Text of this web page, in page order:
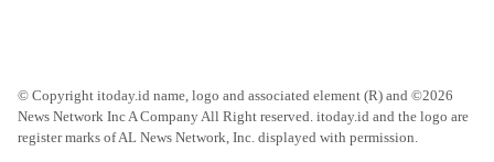
© Copyright itoday.id name, logo and associated element (R) and ©2026
News Network Inc A Company All Right reserved. itoday.id and the logo are
register marks of AL News Network, Inc. displayed with permission.